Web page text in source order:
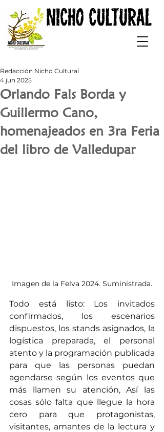
Orlando Fals Borda y
Guillermo Cano,
homenajeados en 3ra Feria
del libro de Valledupar
Redacción Nicho Cultural
4 jun 2025
Imagen de la Felva 2024. Suministrada.
Todo está listo: Los invitados
confirmados, los escenarios
dispuestos, los stands asignados, la
logística preparada, el personal
atento y la programación publicada
para que las personas puedan
agendarse según los eventos que
más llamen su atención, Así las
cosas sólo falta que llegue la hora
cero para que protagonistas,
visitantes, amantes de la lectura y